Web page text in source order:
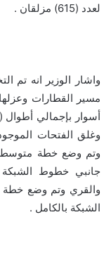
لعدد (615) مزلقان .
واشار الوزير انه تم
مسير القطارات
جانبي خطوط الشبكة
والقري وتم وضع خطة
الشبكة بالكامل .